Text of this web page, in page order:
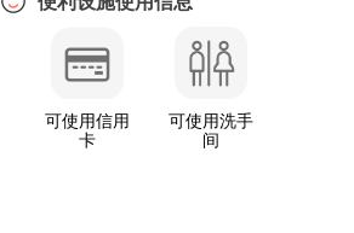
可使用信用
卡
可使用洗手
间